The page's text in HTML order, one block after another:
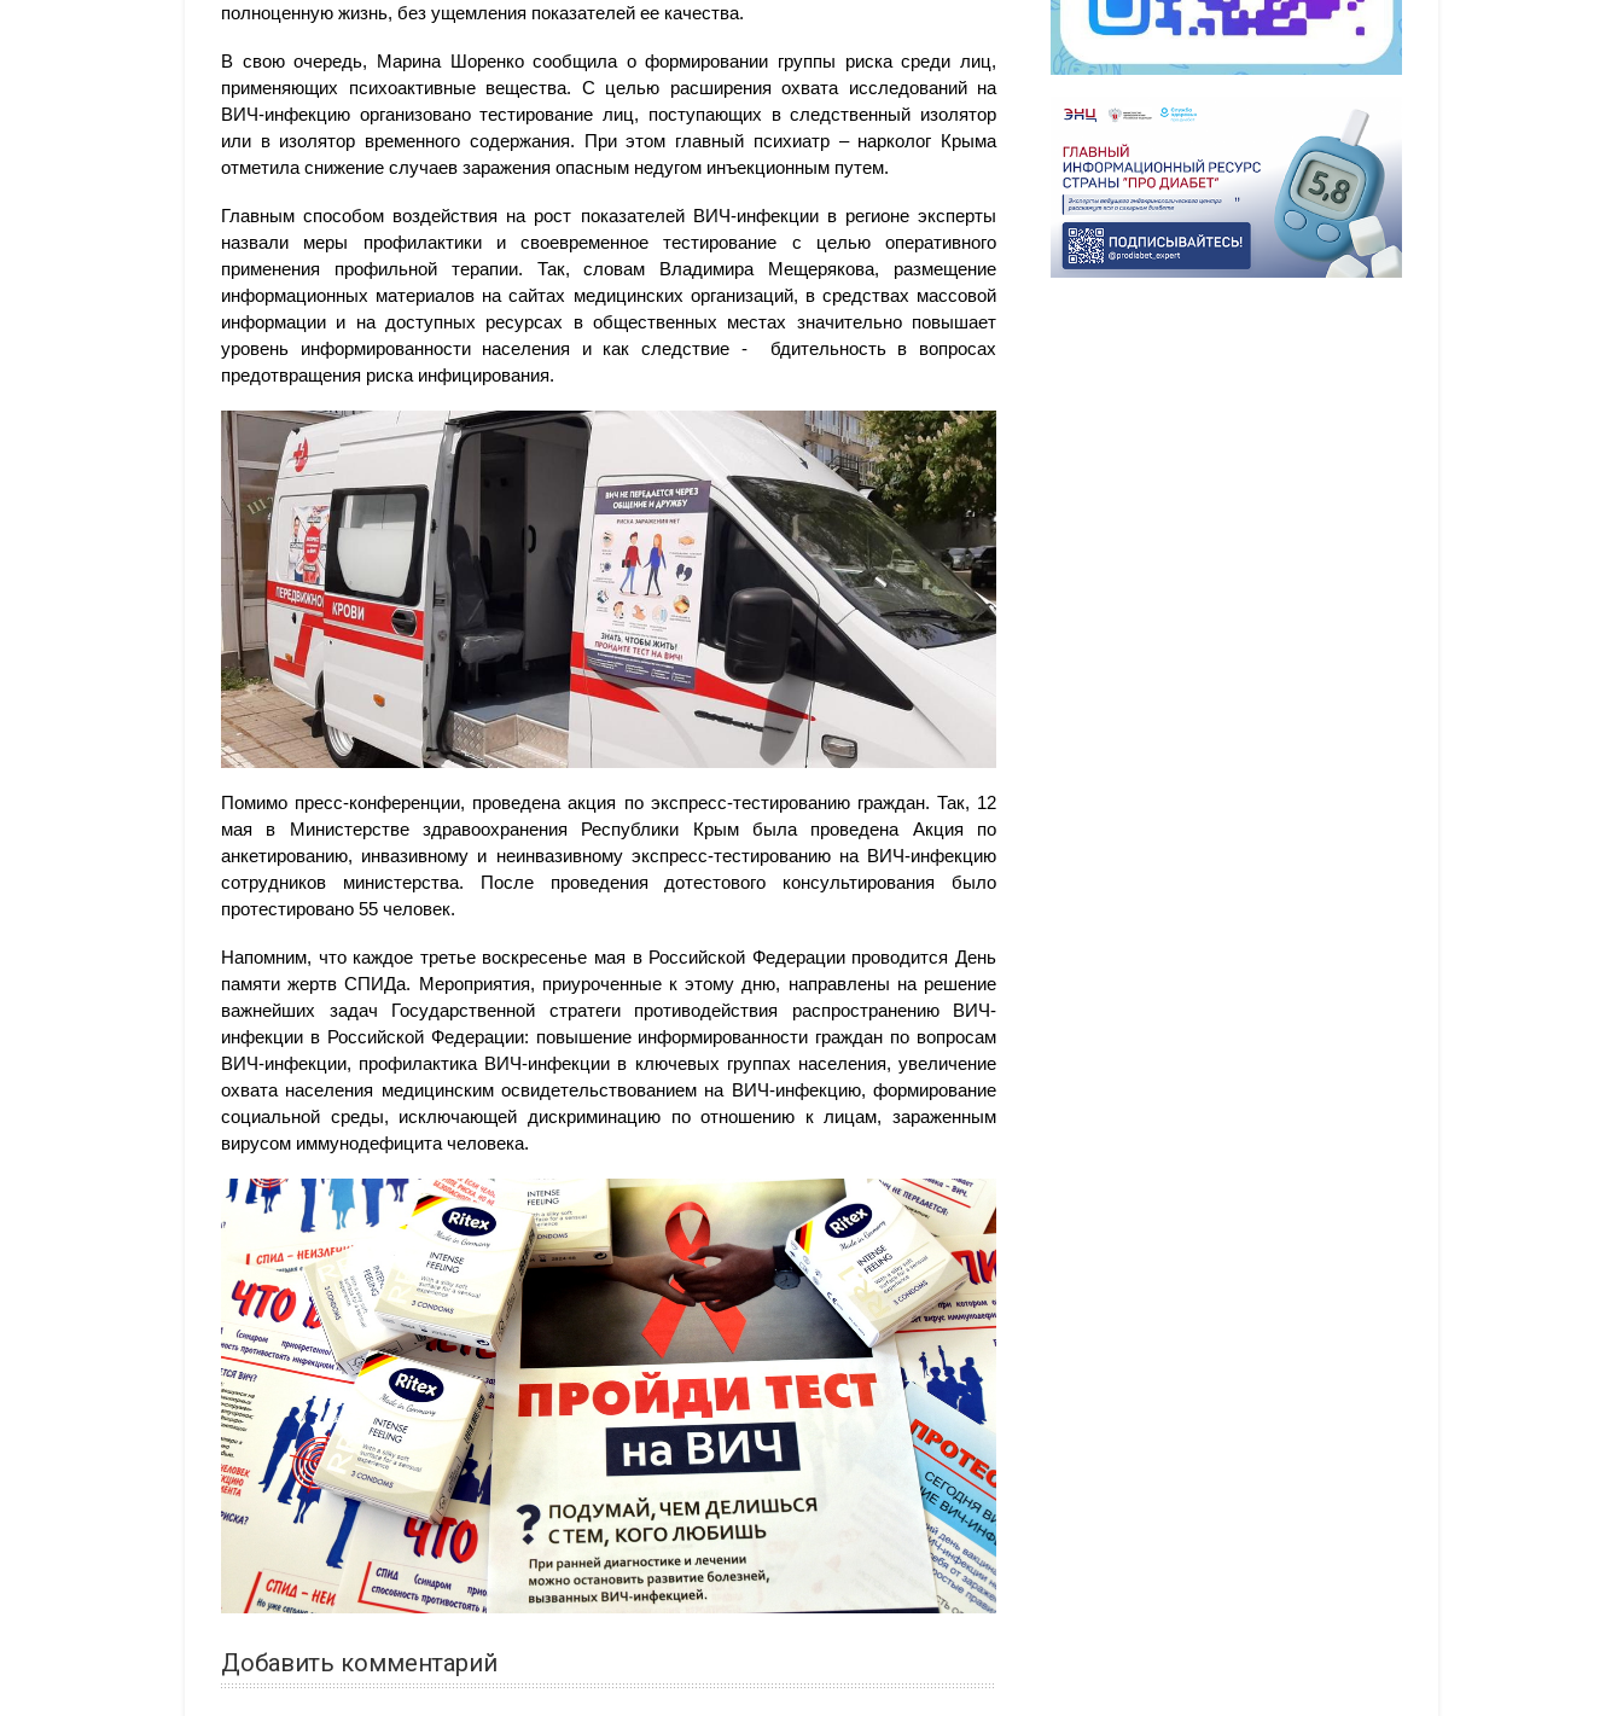
полноценную жизнь, без ущемления показателей ее качества.
В свою очередь, Марина Шоренко сообщила о формировании группы риска среди лиц,
применяющих психоактивные вещества. С целью расширения охвата исследований на
ВИЧ-инфекцию организовано тестирование лиц, поступающих в следственный изолятор
или в изолятор временного содержания. При этом главный психиатр – нарколог Крыма
отметила снижение случаев заражения опасным недугом инъекционным путем.
Главным способом воздействия на рост показателей ВИЧ-инфекции в регионе эксперты
назвали меры профилактики и своевременное тестирование с целью оперативного
применения профильной терапии. Так, словам Владимира Мещерякова, размещение
информационных материалов на сайтах медицинских организаций, в средствах массовой
информации и на доступных ресурсах в общественных местах значительно повышает
уровень информированности населения и как следствие - бдительность в вопросах
предотвращения риска инфицирования.
Помимо пресс-конференции, проведена акция по экспресс-тестированию граждан. Так, 12
мая в Министерстве здравоохранения Республики Крым была проведена Акция по
анкетированию, инвазивному и неинвазивному экспресс-тестированию на ВИЧ-инфекцию
сотрудников министерства. После проведения дотестового консультирования было
протестировано 55 человек.
Напомним, что каждое третье воскресенье мая в Российской Федерации проводится День
памяти жертв СПИДа. Мероприятия, приуроченные к этому дню, направлены на решение
важнейших задач Государственной стратеги противодействия распространению ВИЧ-
инфекции в Российской Федерации: повышение информированности граждан по вопросам
ВИЧ-инфекции, профилактика ВИЧ-инфекции в ключевых группах населения, увеличение
охвата населения медицинским освидетельствованием на ВИЧ-инфекцию, формирование
социальной среды, исключающей дискриминацию по отношению к лицам, зараженным
вирусом иммунодефицита человека.
Добавить комментарий